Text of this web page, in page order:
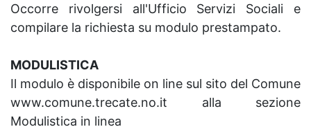
Occorre rivolgersi all'Ufficio Servizi Sociali e
compilare la richiesta su modulo prestampato.
MODULISTICA
Il modulo è disponibile on line sul sito del Comune
www.comune.trecate.no.it alla sezione
Modulistica in linea